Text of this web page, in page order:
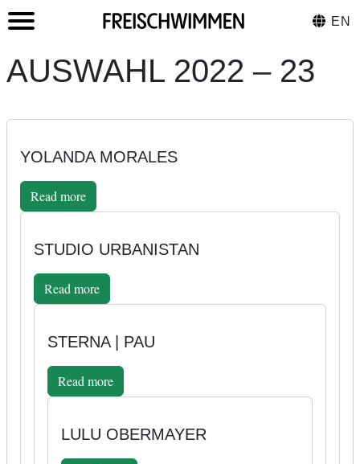
EN
AUSWAHL 2022 – 23
YOLANDA MORALES
Read more
STUDIO URBANISTAN
Read more
STERNA | PAU
Read more
LULU OBERMAYER